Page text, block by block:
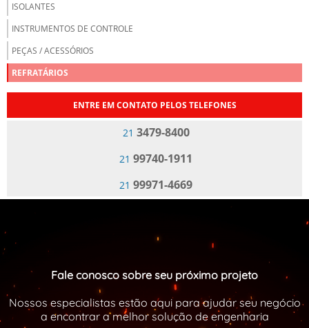
ISOLANTES
INSTRUMENTOS DE CONTROLE
PEÇAS / ACESSÓRIOS
REFRATÁRIOS
ENTRE EM CONTATO PELOS TELEFONES
21 3479-8400
21 99740-1911
21 99971-4669
Fale conosco sobre seu próximo projeto
Nossos especialistas estão aqui para ajudar seu negócio
a encontrar a melhor solução de engenharia